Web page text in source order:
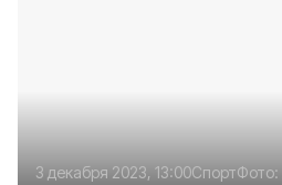
3 декабря 2023, 13:00СпортФото: